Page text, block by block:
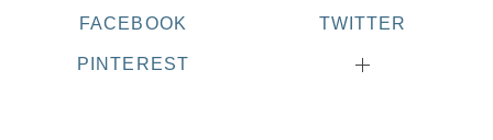
FACEBOOK TWITTER
PINTEREST